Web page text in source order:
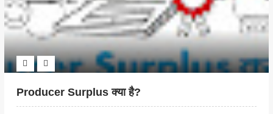
Producer Surplus क्या है?